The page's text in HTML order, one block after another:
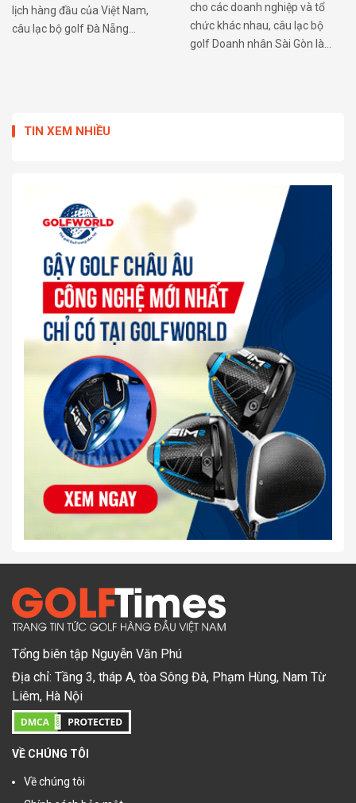
lịch hàng đầu của Việt Nam,
câu lạc bộ golf Đà Nẵng...
cho các doanh nghiệp và tổ
chức khác nhau, câu lạc bộ
golf Doanh nhân Sài Gòn là...
TIN XEM NHIỀU
Tổng biên tập Nguyễn Văn Phú
Địa chỉ: Tầng 3, tháp A, tòa Sông Đà, Phạm Hùng, Nam Từ
Liêm, Hà Nội
VỀ CHÚNG TÔI
Về chúng tôi